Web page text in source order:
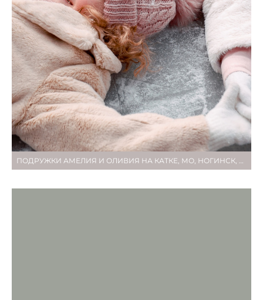
ПОДРУЖКИ АМЕЛИЯ И ОЛИВИЯ НА КАТКЕ, МО, НОГИНСК, ШАЛЕ